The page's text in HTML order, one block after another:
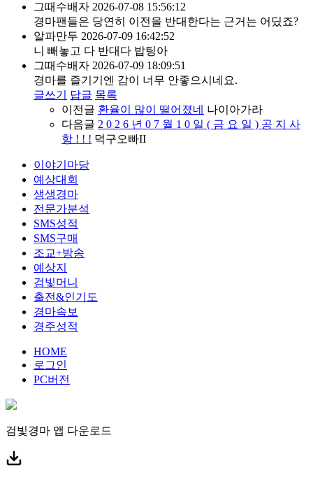
그때수배자 2026-07-08 15:56:12
경마팬들은 당연히 이전을 반대한다는 근거는 어딨죠?
알파만두 2026-07-09 16:42:52
니 빼놓고 다 반대다 밥팅아
그때수배자 2026-07-09 18:09:51
경마를 즐기기엔 감이 너무 안좋으시네요.
글쓰기
답글 목록
이전글 환율이 많이 떨어졌네 나이아가라
다음글 2 0 2 6 년 0 7 월 1 0 일 ( 금 요 일 ) 공 지 사
항 ! ! ! 덕구오빠II
이야기마당
예상대회
생생경마
전문가분석
SMS성적
SMS구매
조교+방송
예상지
검빛머니
출전&인기도
경마속보
경주성적
HOME
로그인
PC버전
검빛경마 앱 다운로드